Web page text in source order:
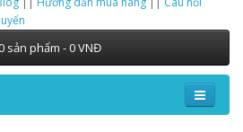
sản phẩm - 0 VNĐ